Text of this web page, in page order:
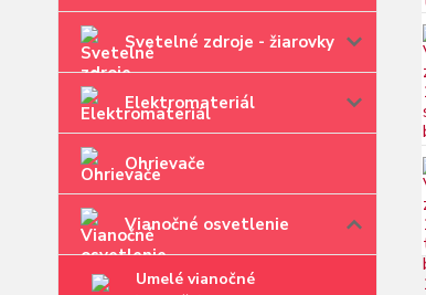
Svetelné zdroje - žiarovky
Elektromateriál
Ohrievače
Vianočné osvetlenie
Umelé vianočné